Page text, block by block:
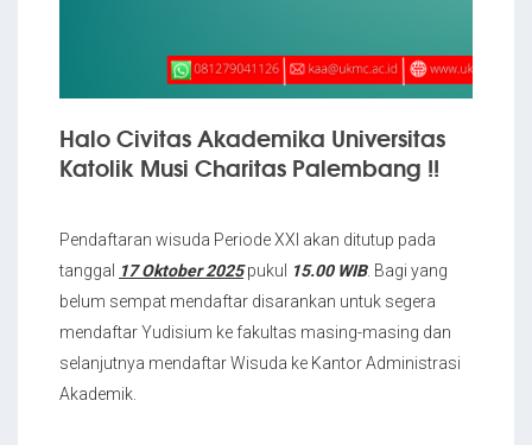
Halo Civitas Akademika Universitas
Katolik Musi Charitas Palembang !!
Pendaftaran wisuda Periode XXI akan ditutup pada
tanggal
17 Oktober 2025pukul 15.00 WIB. Bagi yang
belum sempat mendaftar disarankan untuk segera
mendaftar Yudisium ke fakultas masing-masing dan
selanjutnya mendaftar Wisuda ke Kantor Administrasi
Akademik.